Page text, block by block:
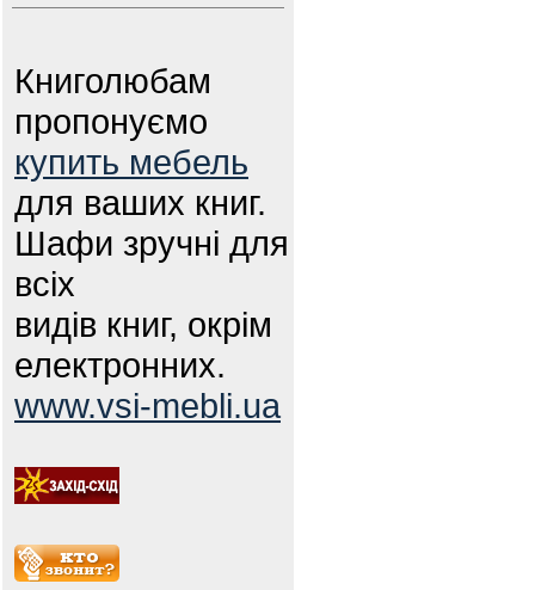
Книголюбам
пропонуємо
купить мебель
для ваших книг.
Шафи зручні для
всіх
видів книг, окрім
електронних.
www.vsi-mebli.ua